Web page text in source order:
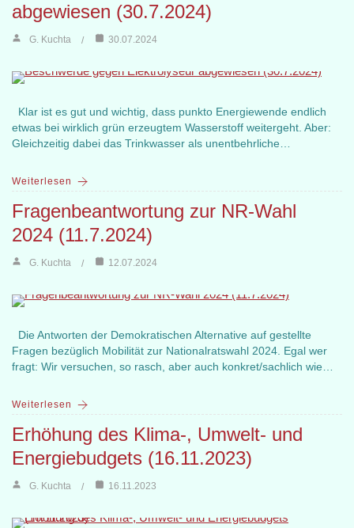
abgewiesen (30.7.2024)
G. Kuchta 30.07.2024
Klar ist es gut und wichtig, dass punkto Energiewende endlich
etwas bei wirklich grün erzeugtem Wasserstoff weitergeht. Aber:
Gleichzeitig dabei das Trinkwasser als unentbehrliche…
Weiterlesen
Fragenbeantwortung zur NR-Wahl
2024 (11.7.2024)
G. Kuchta 12.07.2024
Die Antworten der Demokratischen Alternative auf gestellte
Fragen bezüglich Mobilität zur Nationalratswahl 2024. Egal wer
fragt: Wir versuchen, so rasch, aber auch konkret/sachlich wie…
Weiterlesen
Erhöhung des Klima-, Umwelt- und
Energiebudgets (16.11.2023)
G. Kuchta 16.11.2023